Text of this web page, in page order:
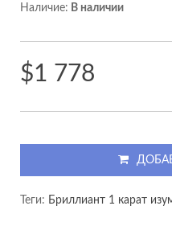
Наличие: В наличии
$1 778
Теги: Бриллиант 1 карат